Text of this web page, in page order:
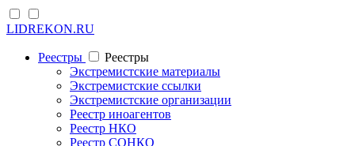
LIDREKON.RU
Реестры
Реестры
Экстремистские материалы
Экстремистские ссылки
Экстремистские организации
Реестр иноагентов
Реестр НКО
Реестр СОНКО